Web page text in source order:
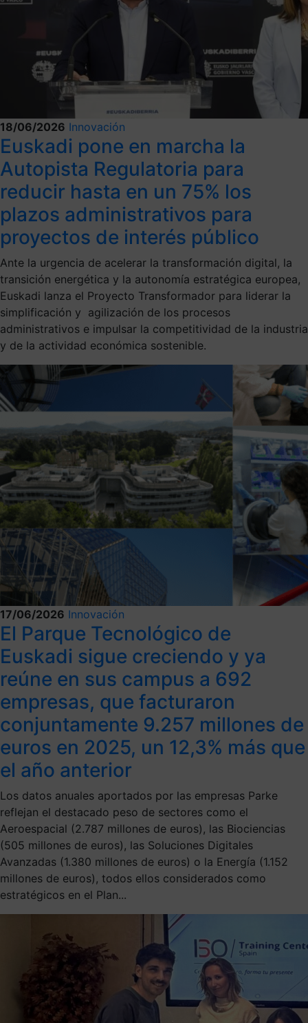
18/06/2026 Innovación
Euskadi pone en marcha la
Autopista Regulatoria para
reducir hasta en un 75% los
plazos administrativos para
proyectos de interés público
Ante la urgencia de acelerar la transformación digital, la
transición energética y la autonomía estratégica europea,
Euskadi lanza el Proyecto Transformador para liderar la
simplificación y agilización de los procesos
administrativos e impulsar la competitividad de la industria
y de la actividad económica sostenible.
17/06/2026 Innovación
El Parque Tecnológico de
Euskadi sigue creciendo y ya
reúne en sus campus a 692
empresas, que facturaron
conjuntamente 9.257 millones de
euros en 2025, un 12,3% más que
el año anterior
Los datos anuales aportados por las empresas Parke
reflejan el destacado peso de sectores como el
Aeroespacial (2.787 millones de euros), las Biociencias
(505 millones de euros), las Soluciones Digitales
Avanzadas (1.380 millones de euros) o la Energía (1.152
millones de euros), todos ellos considerados como
estratégicos en el Plan...